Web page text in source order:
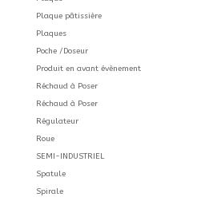
Plaque pâtissière
Plaques
Poche /Doseur
Produit en avant évènement
Réchaud à Poser
Réchaud à Poser
Régulateur
Roue
SEMI-INDUSTRIEL
Spatule
Spirale